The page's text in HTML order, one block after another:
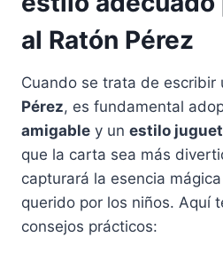
al Ratón Pérez
Cuando se trata de escribir
Pérez, es fundamental
amigable y un estilo
que la carta sea más
capturará la esencia
querido por los niños. Aquí
consejos prácticos: